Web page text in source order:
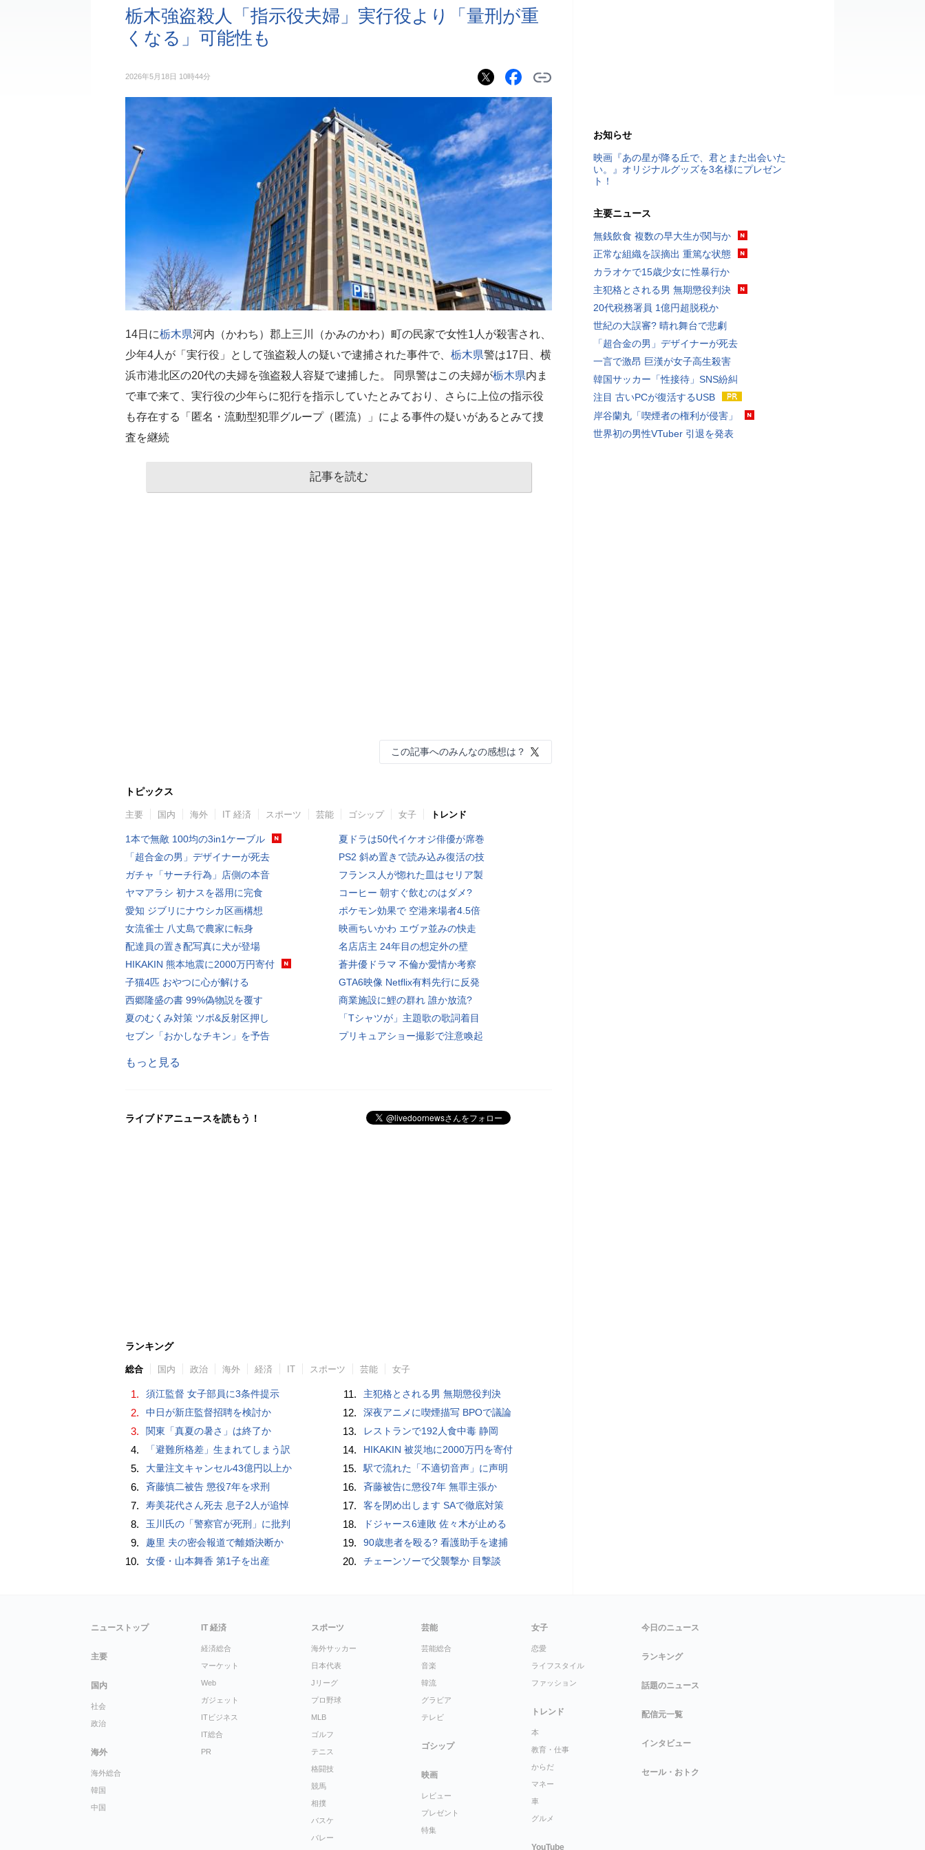
栃木強盗殺人「指示役夫婦」実行役より「量刑が重
くなる」可能性も
2026年5月18日 10時44分
14日に栃木県河内（かわち）郡上三川（かみのかわ）町の民家で女性1人が殺害され、
少年4人が「実行役」として強盗殺人の疑いで逮捕された事件で、 栃木県警は17日、横
浜市港北区の20代の夫婦を強盗殺人容疑で逮捕した。 同県警はこの夫婦が栃木県内ま
で車で来て、実行役の少年らに犯行を指示していたとみており、さらに上位の指示役
も存在する「匿名・流動型犯罪グループ（匿流）」による事件の疑いがあるとみて捜
査を継続
記事を読む
この記事へのみんなの感想は？
トピックス
主要 国内 海外 IT 経済 スポーツ 芸能 ゴシップ 女子 トレンド
1本で無敵 100均の3in1ケーブル
「超合金の男」デザイナーが死去
ガチャ「サーチ行為」店側の本音
ヤマアラシ 初ナスを器用に完食
愛知 ジブリにナウシカ区画構想
女流雀士 八丈島で農家に転身
配達員の置き配写真に犬が登場
HIKAKIN 熊本地震に2000万円寄付
子猫4匹 おやつに心が解ける
西郷隆盛の書 99%偽物説を覆す
夏のむくみ対策 ツボ&反射区押し
セブン「おかしなチキン」を予告
夏ドラは50代イケオジ俳優が席巻
PS2 斜め置きで読み込み復活の技
フランス人が惚れた皿はセリア製
コーヒー 朝すぐ飲むのはダメ?
ポケモン効果で 空港来場者4.5倍
映画ちいかわ エヴァ並みの快走
名店店主 24年目の想定外の壁
蒼井優ドラマ 不倫か愛情か考察
GTA6映像 Netflix有料先行に反発
商業施設に鯉の群れ 誰か放流?
「Tシャツが」主題歌の歌詞着目
プリキュアショー撮影で注意喚起
もっと見る
ライブドアニュースを読もう！
ランキング
総合 国内 政治 海外 経済 IT スポーツ 芸能 女子
1. 須江監督 女子部員に3条件提示
2. 中日が新庄監督招聘を検討か
3. 関東「真夏の暑さ」は終了か
4. 「避難所格差」生まれてしまう訳
5. 大量注文キャンセル43億円以上か
6. 斉藤慎二被告 懲役7年を求刑
7. 寿美花代さん死去 息子2人が追悼
8. 玉川氏の「警察官が死刑」に批判
9. 趣里 夫の密会報道で離婚決断か
10. 女優・山本舞香 第1子を出産
11. 主犯格とされる男 無期懲役判決
12. 深夜アニメに喫煙描写 BPOで議論
13. レストランで192人食中毒 静岡
14. HIKAKIN 被災地に2000万円を寄付
15. 駅で流れた「不適切音声」に声明
16. 斉藤被告に懲役7年 無罪主張か
17. 客を閉め出します SAで徹底対策
18. ドジャース6連敗 佐々木が止める
19. 90歳患者を殴る? 看護助手を逮捕
20. チェーンソーで父襲撃か 目撃談
お知らせ
映画『あの星が降る丘で、君とまた出会いた
い。』オリジナルグッズを3名様にプレゼン
ト！
主要ニュース
無銭飲食 複数の早大生が関与か
正常な組織を誤摘出 重篤な状態
カラオケで15歳少女に性暴行か
主犯格とされる男 無期懲役判決
20代税務署員 1億円超脱税か
世紀の大誤審? 晴れ舞台で悲劇
「超合金の男」デザイナーが死去
一言で激昂 巨漢が女子高生殺害
韓国サッカー「性接待」SNS紛糾
注目 古いPCが復活するUSB
岸谷蘭丸「喫煙者の権利が侵害」
世界初の男性VTuber 引退を発表
ニューストップ
主要
国内
社会
政治
海外
海外総合
韓国
中国
IT 経済
経済総合
マーケット
Web
ガジェット
ITビジネス
IT総合
PR
スポーツ
海外サッカー
日本代表
Jリーグ
プロ野球
MLB
ゴルフ
テニス
格闘技
競馬
相撲
バスケ
バレー
芸能
芸能総合
音楽
韓流
グラビア
テレビ
ゴシップ
映画
レビュー
プレゼント
特集
女子
恋愛
ライフスタイル
ファッション
トレンド
本
教育・仕事
からだ
マネー
車
グルメ
YouTube
今日のニュース
ランキング
話題のニュース
配信元一覧
インタビュー
セール・おトク